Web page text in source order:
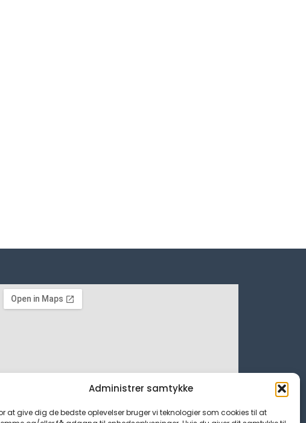
Administrer samtykke
at give dig de bedste oplevelser bruger vi teknologier som cookies til at